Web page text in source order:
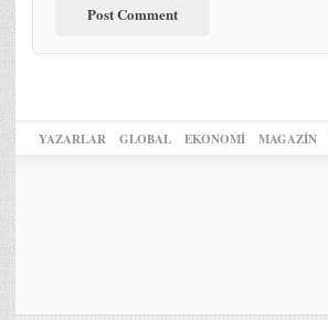
YAZARLAR GLOBAL EKONOMİ MAGAZİN